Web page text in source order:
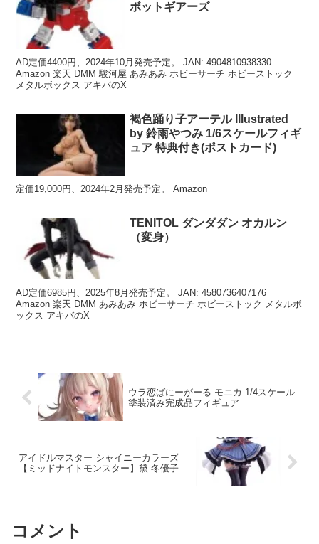
ボットギアーズ
AD定価4400円、2024年10月発売予定。 JAN: 4904810938330
Amazon 楽天 DMM 駿河屋 あみあみ ホビーサーチ ホビーストック
メタルボックス アキバのX
褐色踊り子アーテル Illustrated
by 鈴雨やつみ 1/6スケールフィギ
ュア 特典付き(ポストカード)
定価19,000円、2024年2月発売予定。 Amazon
TENITOL ダンダダン オカルン
（変身）
AD定価6985円、2025年8月発売予定。 JAN: 4580736407176
Amazon 楽天 DMM あみあみ ホビーサーチ ホビーストック メタルボ
ックス アキバのX
ウラ恋ばにーがーる モニカ 1/4スケール
塗装済み完成品フィギュア
アイドルマスター シャイニーカラーズ
【ミッドナイトモンスター】黛 冬優子
コメント